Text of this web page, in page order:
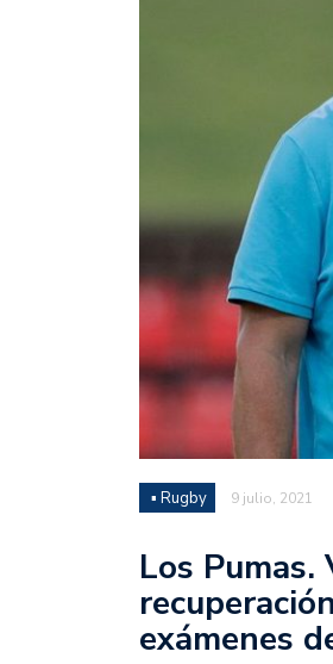
▪ Rugby 9 julio, 2021
Los
exámenes